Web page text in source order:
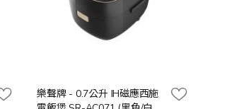
樂聲牌 - 0.7公升 IH磁應西施